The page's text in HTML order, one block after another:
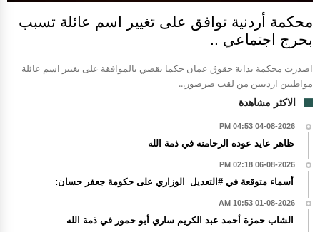
محكمة أردنية توافق على تغيير اسم عائلة تسبب
بحرج اجتماعي ..
اصدرت محكمة بداية حقوق عمان حكما يقضي بالموافقة على تغيير اسم عائلة
مواطنين اردنيين من لقب صرصور...
الاكثر مشاهدة
04-08-2026 04:53 PM
ظاهر عايد عوده الرحامنه في ذمة الله
06-08-2026 02:18 PM
أسماء متوقعة في #التعديل_الوزاري على حكومة جعفر حسان:
01-08-2026 10:53 AM
الشاب حمزة أحمد عبد الكريم ساري أبو حمور في ذمة الله